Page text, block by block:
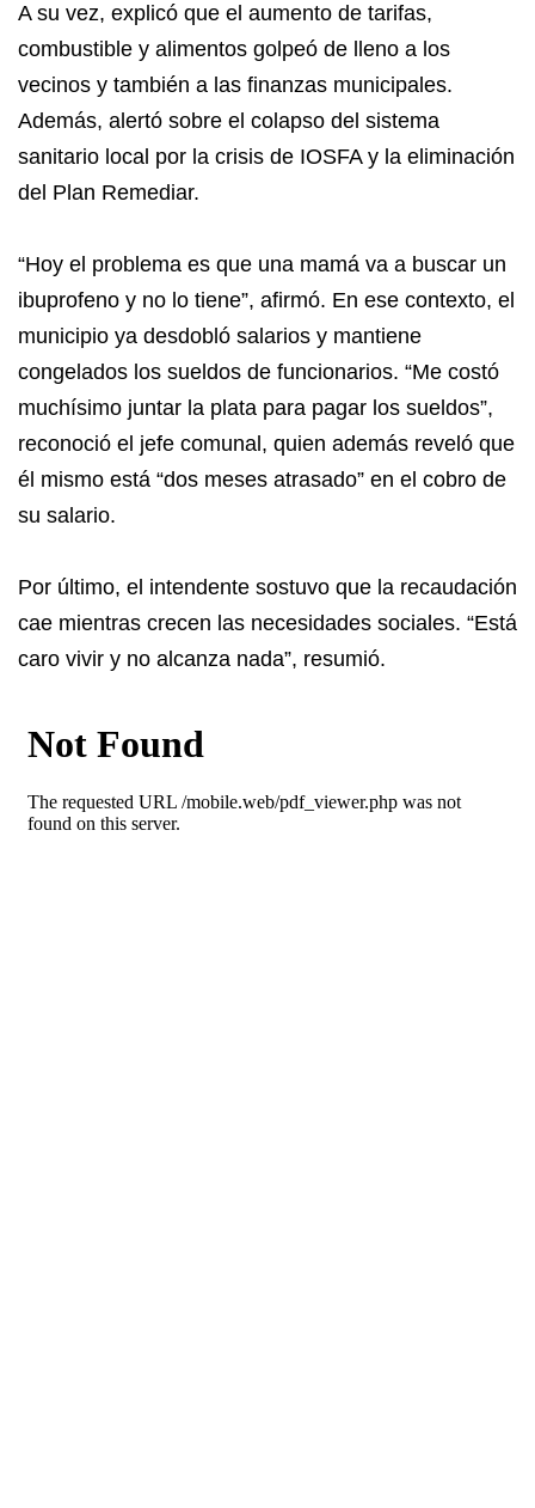
A su vez, explicó que el aumento de tarifas,
combustible y alimentos golpeó de lleno a los
vecinos y también a las finanzas municipales.
Además, alertó sobre el colapso del sistema
sanitario local por la crisis de IOSFA y la eliminación
del Plan Remediar.
“Hoy el problema es que una mamá va a buscar un
ibuprofeno y no lo tiene”, afirmó. En ese contexto, el
municipio ya desdobló salarios y mantiene
congelados los sueldos de funcionarios. “Me costó
muchísimo juntar la plata para pagar los sueldos”,
reconoció el jefe comunal, quien además reveló que
él mismo está “dos meses atrasado” en el cobro de
su salario.
Por último, el intendente sostuvo que la recaudación
cae mientras crecen las necesidades sociales. “Está
caro vivir y no alcanza nada”, resumió.